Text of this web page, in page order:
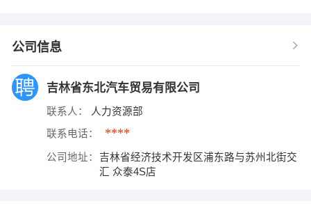
公司信息
吉林省东北汽车贸易有限公司
联系人： 人力资源部
联系电话： ****
公司地址：
吉林省经济技术开发区浦东路与苏州北街交
汇 众泰4S店